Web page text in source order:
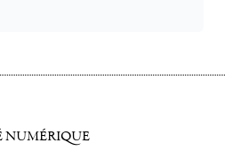
NUMÉRIQUE